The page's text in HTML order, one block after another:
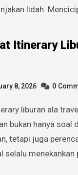
lidah.
Itinerary
8, 2026 0
bukan hanya soal
tetapi juga
selalu